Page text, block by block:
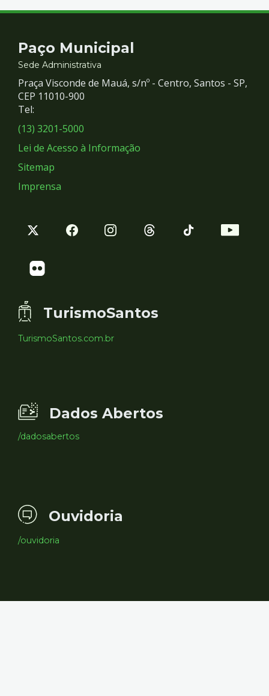
Contato
e
Redes
Sociais
Paço Municipal
Sede Administrativa
Praça Visconde de Mauá, s/nº - Centro, Santos - SP,
CEP 11010-900
Tel:
(13) 3201-5000
Lei de Acesso à Informação
Sitemap
Imprensa
TurismoSantos
TurismoSantos.com.br
Dados Abertos
/dadosabertos
Ouvidoria
/ouvidoria